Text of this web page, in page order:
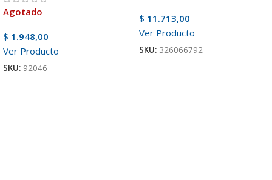
Agotado
$ 1.948,00
Ver Producto
SKU: 92046
$ 11.713,00
Ver Producto
SKU: 326066792